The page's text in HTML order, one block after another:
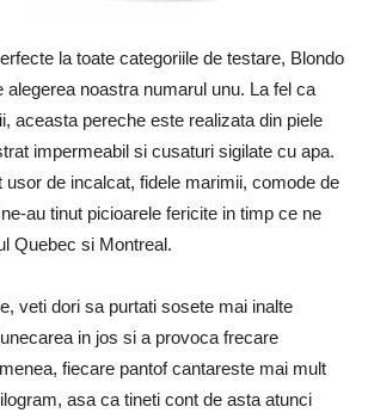
la toate categoriile de testare, Blondo
alegerea noastra numarul unu. La fel ca
aceasta pereche este realizata din piele
impermeabil si cusaturi sigilate cu apa.
de incalcat, fidele marimii, comode de
au tinut picioarele fericite in timp ce ne
Quebec si Montreal.
veti dori sa purtati sosete mai inalte
in jos si a provoca frecare
fiecare pantof cantareste mai mult
asa ca tineti cont de asta atunci